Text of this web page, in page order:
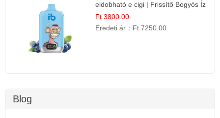
eldobható e cigi | Frissítő Bogyós Íz
Ft 3800.00
Eredeti ár： Ft 7250.00
Blog